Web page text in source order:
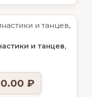
и танцев,
₽